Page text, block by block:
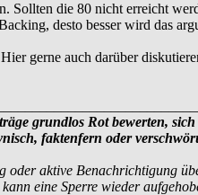
Sollten die 80 nicht erreicht
desto besser wird das
gerne auch darüber
grundlos Rot bewerten,
faktenfern oder
oder aktive Benachrichtigung
eine Sperre wieder